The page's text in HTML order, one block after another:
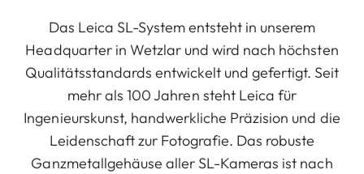
Das Leica SL-System entsteht in unserem
Headquarter in Wetzlar und wird nach höchsten
Qualitätsstandards entwickelt und gefertigt. Seit
mehr als 100 Jahren steht Leica für
Ingenieurskunst, handwerkliche Präzision und die
Leidenschaft zur Fotografie. Das robuste
Ganzmetallgehäuse aller SL-Kameras ist nach